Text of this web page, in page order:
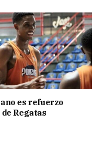
es refuerzo
Regatas